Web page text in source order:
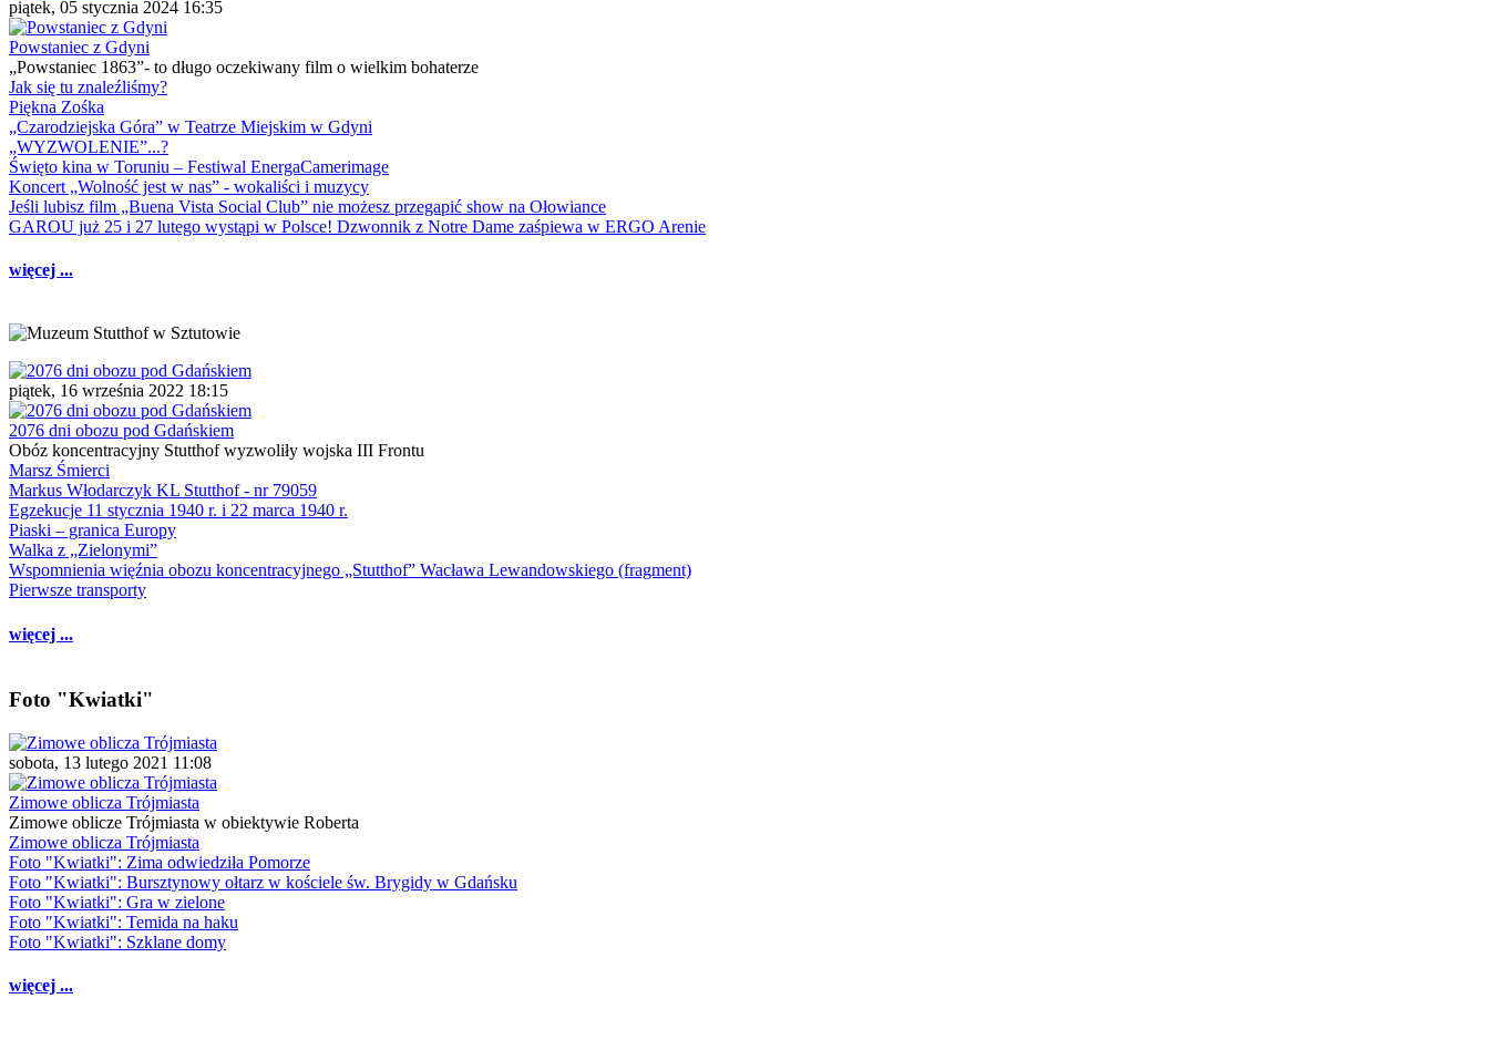
piątek, 05 stycznia 2024 16:35
Powstaniec z Gdyni
„Powstaniec 1863”- to długo oczekiwany film o wielkim bohaterze
Jak się tu znaleźliśmy?
Piękna Zośka
„Czarodziejska Góra” w Teatrze Miejskim w Gdyni
„WYZWOLENIE”...?
Święto kina w Toruniu – Festiwal EnergaCamerimage
Koncert „Wolność jest w nas” - wokaliści i muzycy
Jeśli lubisz film „Buena Vista Social Club” nie możesz przegapić show na Ołowiance
GAROU już 25 i 27 lutego wystąpi w Polsce! Dzwonnik z Notre Dame zaśpiewa w ERGO Arenie
więcej ...
piątek, 16 września 2022 18:15
2076 dni obozu pod Gdańskiem
Obóz koncentracyjny Stutthof wyzwoliły wojska III Frontu
Marsz Śmierci
Markus Włodarczyk KL Stutthof - nr 79059
Egzekucje 11 stycznia 1940 r. i 22 marca 1940 r.
Piaski – granica Europy
Walka z „Zielonymi”
Wspomnienia więźnia obozu koncentracyjnego „Stutthof” Wacława Lewandowskiego (fragment)
Pierwsze transporty
więcej ...
Foto "Kwiatki"
sobota, 13 lutego 2021 11:08
Zimowe oblicza Trójmiasta
Zimowe oblicze Trójmiasta w obiektywie Roberta
Zimowe oblicza Trójmiasta
Foto "Kwiatki": Zima odwiedziła Pomorze
Foto "Kwiatki": Bursztynowy ołtarz w kościele św. Brygidy w Gdańsku
Foto "Kwiatki": Gra w zielone
Foto "Kwiatki": Temida na haku
Foto "Kwiatki": Szklane domy
więcej ...